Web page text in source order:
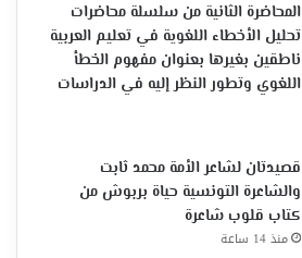
المحاضرة الثانية من سلسلة محاضرات
تحليل الأخطاء اللغوية في تعليم العربية
ناطقين بغيرها بعنوان مفهوم الخطأ
اللغوي وتطور النظر إليه في الدراسات
قصيدتان لشاعر الأمة محمد ثابت
والشاعرة التونسية حياة بربوش من
كتاب قلوب شاعرة
منذ 14 ساعة